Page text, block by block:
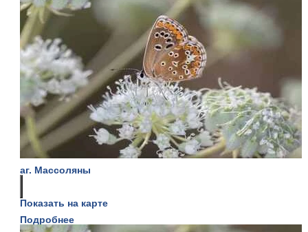
аг. Массоляны
Показать на карте
Подробнее